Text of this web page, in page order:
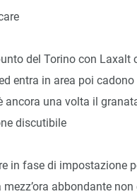
del Torino con Laxalt
entra in area poi
ancora una volta il
discutibile
in fase di impostazione
abbondante